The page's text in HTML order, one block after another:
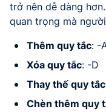
trở nên dễ dàng
quan trọng mà
Thêm quy tắc: -
Xóa quy tắc: -D
Thay thế quy tắc
Chèn thêm quy